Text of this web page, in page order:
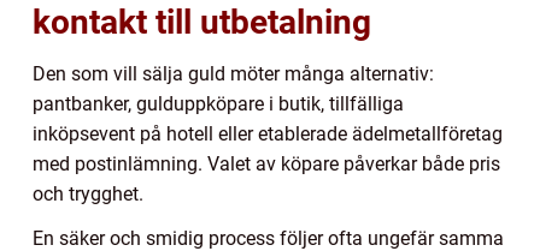
kontakt till utbetalning
Den som vill sälja guld möter många alternativ:
pantbanker, gulduppköpare i butik, tillfälliga
inköpsevent på hotell eller etablerade ädelmetallföretag
med postinlämning. Valet av köpare påverkar både pris
och trygghet.
En säker och smidig process följer ofta ungefär samma